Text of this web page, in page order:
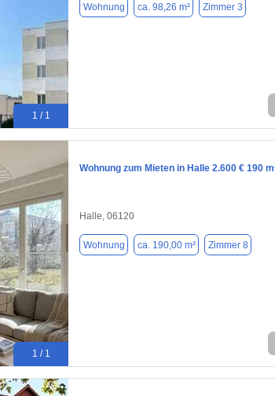
1 / 1
Wohnung ca. 98,26 m² Zimmer 3
1 / 1
Wohnung zum Mieten in Halle 2.600 € 190
Halle, 06120
Wohnung ca. 190,00 m² Zimmer 8